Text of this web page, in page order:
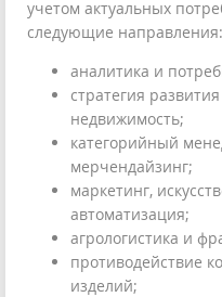
учетом актуальных
следующие направления:
аналитика и
стратегия
недвижимость;
категорийный
мерчендайзинг;
маркетинг,
автоматизация;
агрологистика и
противодействие
изделий;